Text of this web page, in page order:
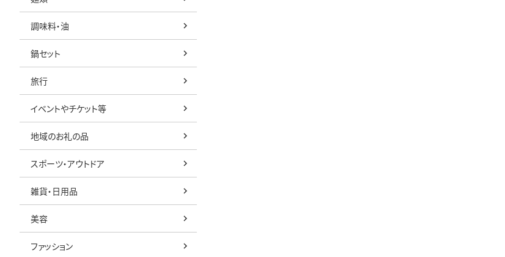
調味料・油
鍋セット
旅行
イベントやチケット等
地域のお礼の品
スポーツ・アウトドア
雑貨・日用品
美容
ファッション